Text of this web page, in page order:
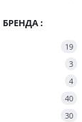
:
19
3
4
40
30